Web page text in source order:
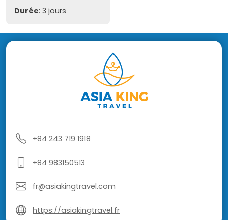
Durée: 3 jours
+84 243 719 1918
+84 983150513
fr@asiakingtravel.com
https://asiakingtravel.fr